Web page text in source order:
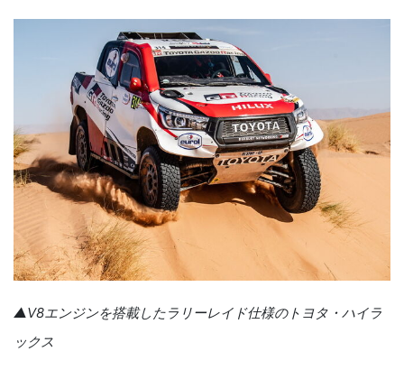
▲V8エンジンを搭載したラリーレイド仕様のトヨタ・ハイラ
ックス